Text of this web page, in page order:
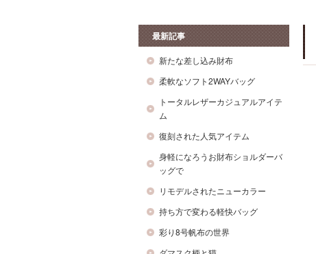
最新記事
新たな差し込み財布
柔軟なソフト2WAYバッグ
トータルレザーカジュアルアイテ
ム
復刻された人気アイテム
身軽になろうお財布ショルダーバ
ッグで
リモデルされたニューカラー
持ち方で変わる軽快バッグ
彩り8号帆布の世界